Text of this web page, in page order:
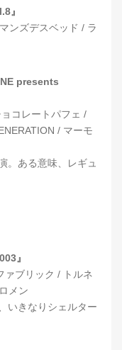
』
ンズデスベッド / ラ
presents
コレートパフェ /
/ マーモ
。ある意味、レギュ
』
ブリック / トルネ
メン
いきなりシェルター